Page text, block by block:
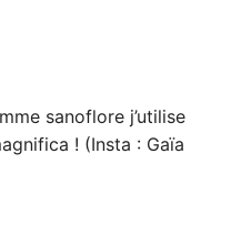
sanoflore j’utilise
! (Insta : Gaïa